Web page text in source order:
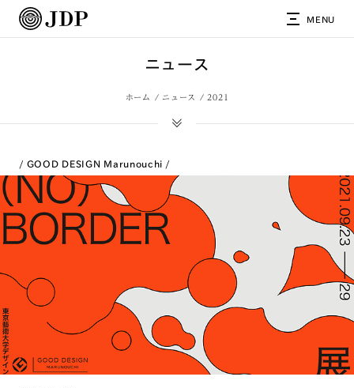
MENU
ニュース
ホーム ニュース 2021
GOOD DESIGN Marunouchi